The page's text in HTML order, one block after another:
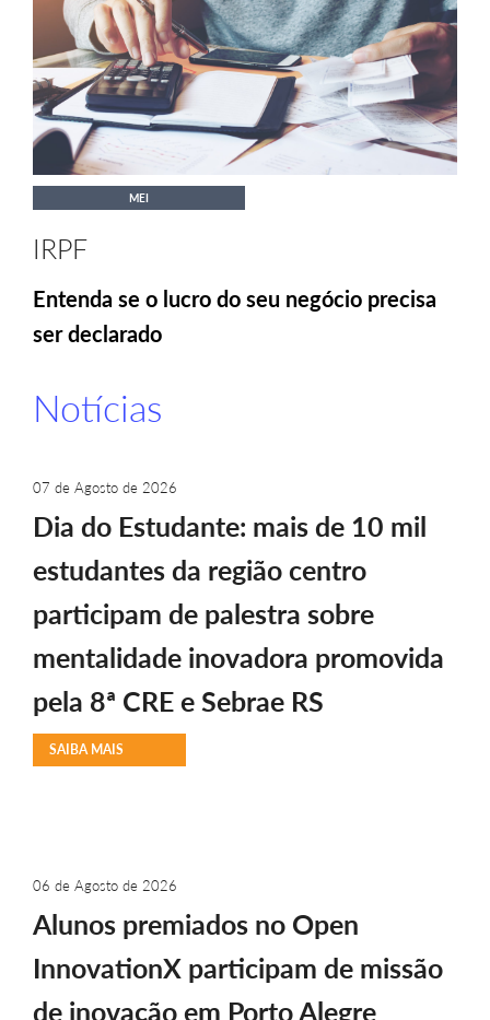
MEI
IRPF
Entenda se o lucro do seu negócio precisa
ser declarado
Notícias
07 de Agosto de 2026
Dia do Estudante: mais de 10 mil
estudantes da região centro
participam de palestra sobre
mentalidade inovadora promovida
pela 8ª CRE e Sebrae RS
SAIBA MAIS
06 de Agosto de 2026
Alunos premiados no Open
InnovationX participam de missão
de inovação em Porto Alegre